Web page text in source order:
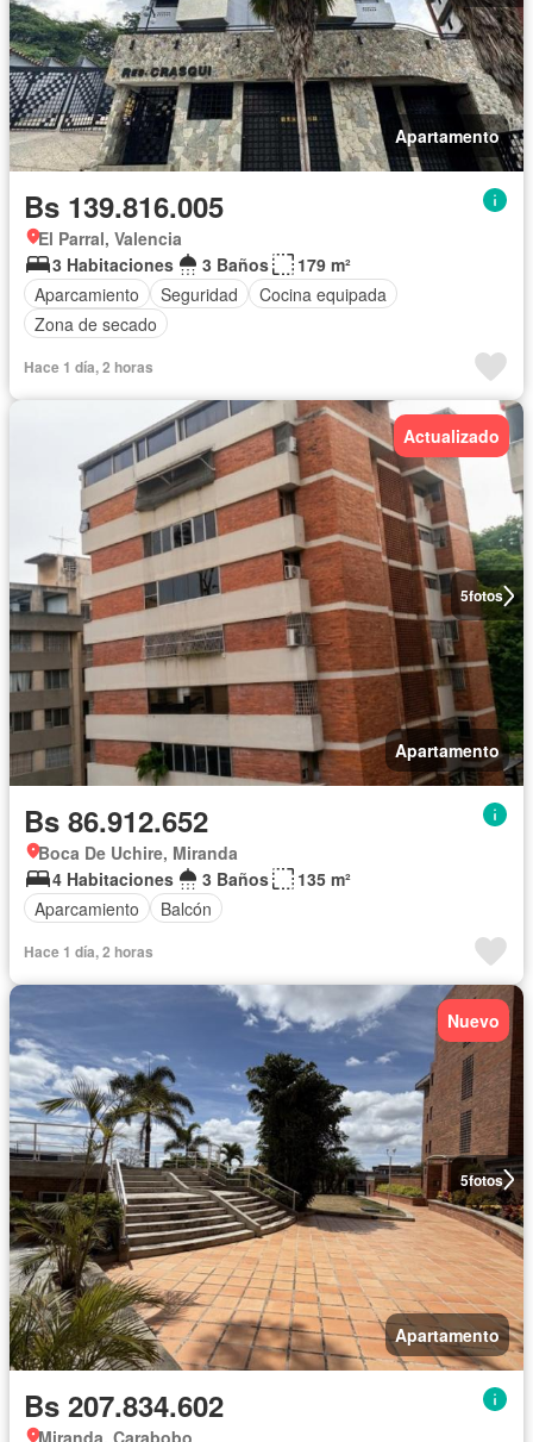
Apartamento
Bs 139.816.005
El Parral, Valencia
3 Habitaciones
3 Baños
179 m²
Aparcamiento
Seguridad
Cocina equipada
Zona de secado
Hace 1 día, 2 horas
5fotos
Actualizado
Apartamento
Bs 86.912.652
Boca De Uchire, Miranda
4 Habitaciones
3 Baños
135 m²
Aparcamiento
Balcón
Hace 1 día, 2 horas
5fotos
Nuevo
Apartamento
Bs 207.834.602
Miranda, Carabobo